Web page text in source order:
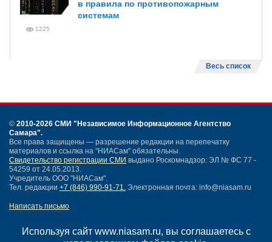
Используя сайт www.niasam.ru, вы соглашаетесь с
в правила по противопожарным
системам
1225
Весь список
© 2010-2026 СМИ "Независимое Информационное Агентство
Самара".
Все права защищены — разрешение редакции на перепечатку
материалов и ссылка на "НИАСам" обязательны.
Свидетельство регистрации СМИ выдано Роскомнадзор: ЭЛ № ФС 77 -
54259 от 24.05.2013.
Учредитель ООО "НИАСам".
Тел. редакции +7 (846) 990-91-71. Электронная почта: info@niasam.ru
Написать письмо
Нашли ошибку?